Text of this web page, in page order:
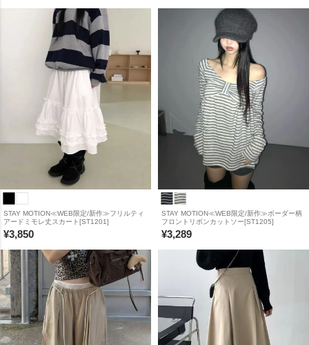
STAY MOTION≪WEB限定/新作≫フリルティ
アードミモレ丈スカート[ST1201]
¥3,850
STAY MOTION≪WEB限定/新作≫ボーダー柄
フロントリボンカットソー[ST1205]
¥3,289